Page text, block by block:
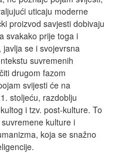
uticaju moderne
proizvod savjesti dobivaju
svakako prije toga i
se i svojevrsna
suvremenih
drugom fazom
svijesti će na
stoljeću, razdoblju
i tzv. post-kulture. To
kulture i
koja se snažno